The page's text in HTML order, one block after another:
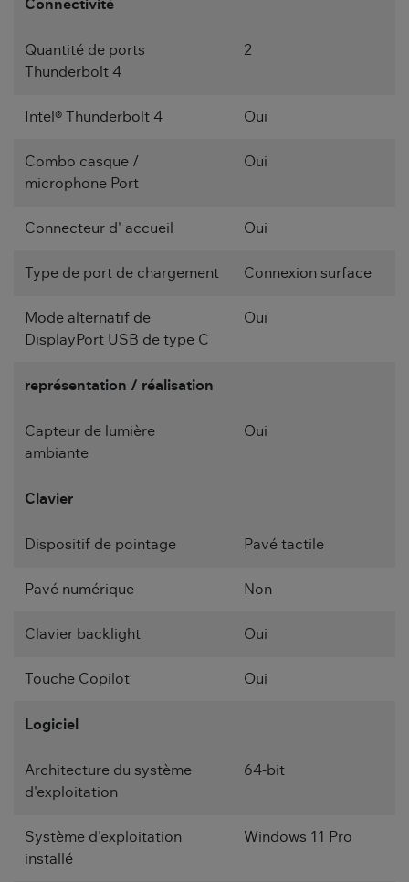
Connectivité
Quantité de ports
Thunderbolt 4
2
Intel® Thunderbolt 4 Oui
Combo casque /
microphone Port
Oui
Connecteur d' accueil Oui
Type de port de chargement Connexion surface
Mode alternatif de
DisplayPort USB de type C
Oui
représentation / réalisation
Capteur de lumière
ambiante
Oui
Clavier
Dispositif de pointage Pavé tactile
Pavé numérique Non
Clavier backlight Oui
Touche Copilot Oui
Logiciel
Architecture du système
d'exploitation
64-bit
Système d'exploitation
installé
Windows 11 Pro